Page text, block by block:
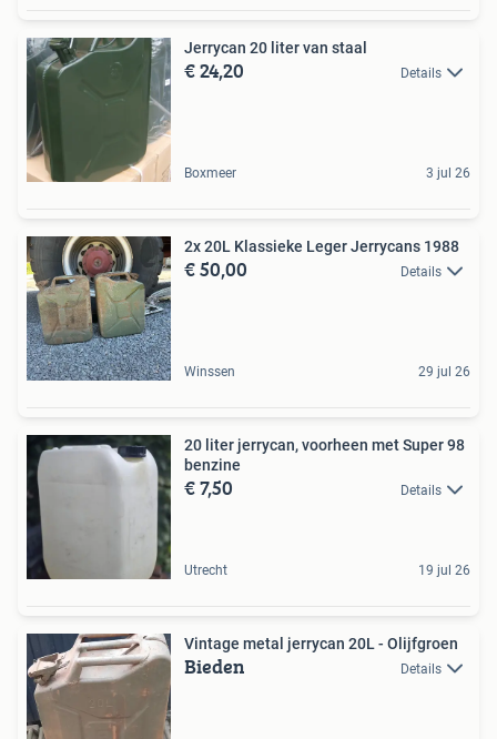
Jerrycan 20 liter van staal
€ 24,20 Details
Boxmeer 3 jul 26
2x 20L Klassieke Leger Jerrycans 1988
€ 50,00 Details
Winssen 29 jul 26
20 liter jerrycan, voorheen met Super 98
benzine
€ 7,50 Details
Utrecht 19 jul 26
Vintage metal jerrycan 20L - Olijfgroen
Bieden Details